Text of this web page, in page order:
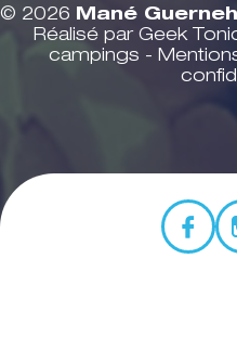
© 2026 Mané
Réalisé par Geek
campings -